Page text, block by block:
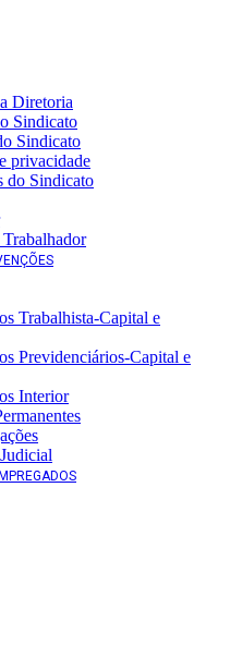
Diretoria
Sindicato
Sindicato
privacidade
do Sindicato
Trabalhador
Trabalhista-Capital e
Previdenciários-Capital e
Interior